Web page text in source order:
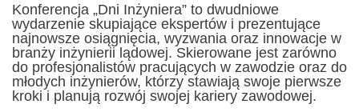
Konferencja „Dni Inżyniera” to dwudniowe
wydarzenie skupiające ekspertów i prezentujące
najnowsze osiągnięcia, wyzwania oraz innowacje w
branży inżynierii lądowej. Skierowane jest zarówno
do profesjonalistów pracujących w zawodzie oraz do
młodych inżynierów, którzy stawiają swoje pierwsze
kroki i planują rozwój swojej kariery zawodowej.